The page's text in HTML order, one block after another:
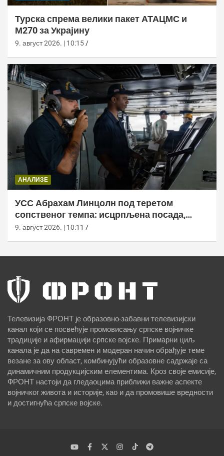
Турска спрема велики пакет АТАЦМС и
М270 за Украјину
9. август 2026. | 10:15
АНАЛИЗЕ
УСС Абрахам Линцолн под теретом
сопственог темпа: исцрпљена посада,
проблеми са снабдевањем и пад морала
9. август 2026. | 10:11
Телевизија ФРОНТ је образовно-забавни телевизијски
канал који се посвећује промовисању српске војничке
традиције и афирмацији српске војске. Примарни циљ
канала је да на савремен и модеран начин обрађује теме
везане за ову област, комбинујући образовне садржаје са
динамичним продукцијским елементима. Кроз своје емисије,
ФРОНТ настоји да гледаоцима приближи важне аспекте
војничког живота и историје, као и да промовише вредности
и достигнућа српске војске.